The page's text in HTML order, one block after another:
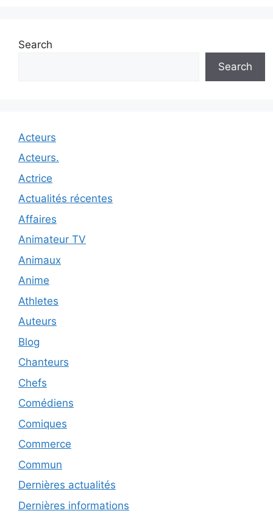
Search
Search
Acteurs
Acteurs.
Actrice
Actualités récentes
Affaires
Animateur TV
Animaux
Anime
Athletes
Auteurs
Blog
Chanteurs
Chefs
Comédiens
Comiques
Commerce
Commun
Dernières actualités
Dernières informations